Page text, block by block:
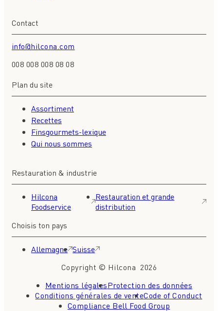
Contact
info@hilcona.com
008 008 008 08 08
Plan du site
Assortiment
Recettes
Finsgourmets-lexique
Qui nous sommes
Restauration & industrie
Hilcona
Foodservice
Restauration et grande
distribution
Choisis ton pays
Allemagne Suisse
Copyright © Hilcona 2026
Mentions légalesProtection des données
Conditions générales de venteCode of Conduct
Compliance Bell Food Group